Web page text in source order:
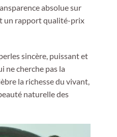
absolue sur
un rapport qualité-prix
sincère, puissant et
ne cherche pas la
la richesse du vivant,
naturelle des